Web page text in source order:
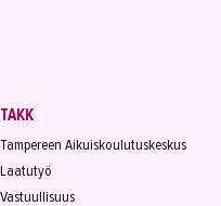
TAKK
Tampereen Aikuiskoulutuskeskus
Laatutyö
Vastuullisuus